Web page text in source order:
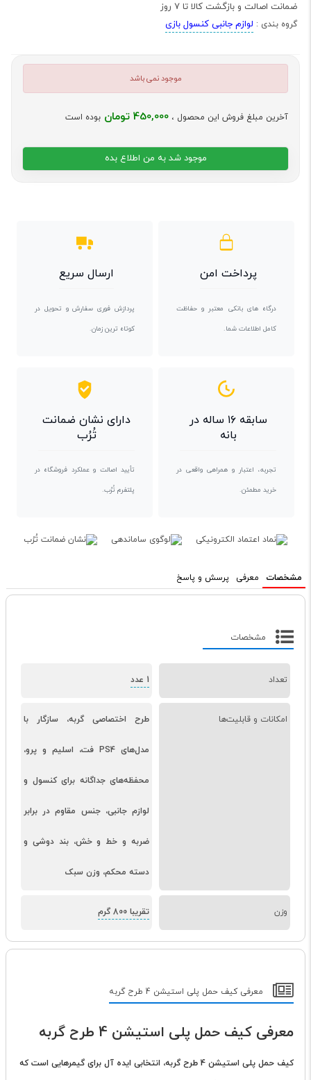
ضمانت اصالت و بازگشت کالا تا 7 روز
گروه بندی : لوازم جانبی کنسول بازی
موجود نمی باشد
آخرین مبلغ فروش این محصول ، 450,000 تومان بوده است
موجود شد به من اطلاع بده
پرداخت امن
درگاه های بانکی معتبر و حفاظت
کامل اطلاعات شما.
ارسال سریع
پردازش فوری سفارش و تحویل در
کوتاه ترین زمان.
سابقه ۱۶ ساله در
بانه
تجربه، اعتبار و همراهی واقعی در
خرید مطمئن.
دارای نشان ضمانت
تُرُب
تأیید اصالت و عملکرد فروشگاه در
پلتفرم تُرُب.
مشخصات معرفی پرسش و پاسخ
مشخصات
تعداد 1 عدد
امکانات و قابلیت‌ها طرح اختصاصی گربه، سازگار با
مدل‌های PS4 فت، اسلیم و پرو،
محفظه‌های جداگانه برای کنسول و
لوازم جانبی، جنس مقاوم در برابر
ضربه و خط و خش، بند دوشی و
دسته محکم، وزن سبک
وزن تقریبا 800 گرم
معرفی کیف حمل پلی استیشن 4 طرح گربه
معرفی کیف حمل پلی استیشن 4 طرح گربه
کیف حمل پلی استیشن 4 طرح گربه، انتخابی ایده آل برای گیمرهایی است که